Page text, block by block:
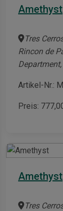
Amethyst
Tres
Rincon de
Artikel-Nr.:
Preis:
Amethyst
Tres